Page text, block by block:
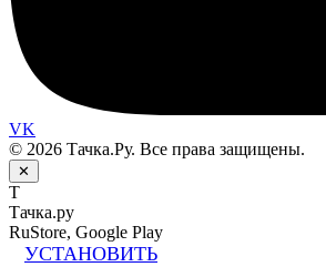
VK
© 2026 Тачка.Ру. Все права защищены.
✕
Т
Тачка.ру
RuStore, Google Play
УСТАНОВИТЬ